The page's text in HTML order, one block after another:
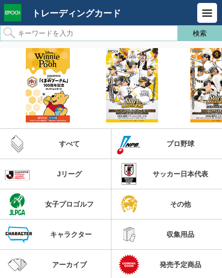
トレーディングカード
すべて プロ野球
Jリーグ サッカー日本代表
女子プロゴルフ その他
キャラクター 収集用品
アーカイブ 発売予定商品